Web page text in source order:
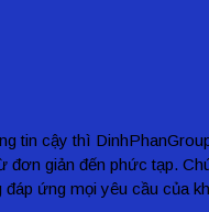
tin cậy thì
giản đến phức tạp.
ứng mọi yêu cầu của